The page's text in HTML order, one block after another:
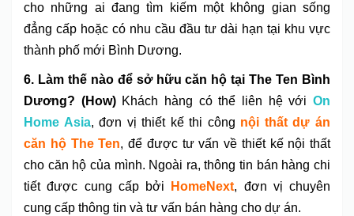
cho những ai đang tìm kiếm một không gian sống
đẳng cấp hoặc có nhu cầu đầu tư dài hạn tại khu vực
thành phố mới Bình Dương.
6. Làm thế nào để sở hữu căn hộ tại The Ten Bình
Dương? (How)Khách hàng có thể liên hệ vớiOn
Home Asia, đơn vị thiết kế thi công nội thất dự án
căn hộ The Ten, để được tư vấn về thiết kế nội thất
cho căn hộ của mình. Ngoài ra, thông tin bán hàng chi
tiết được cung cấp bởi
HomeNext, đơn vị chuyên
cung cấp thông tin và tư vấn bán hàng cho dự án.